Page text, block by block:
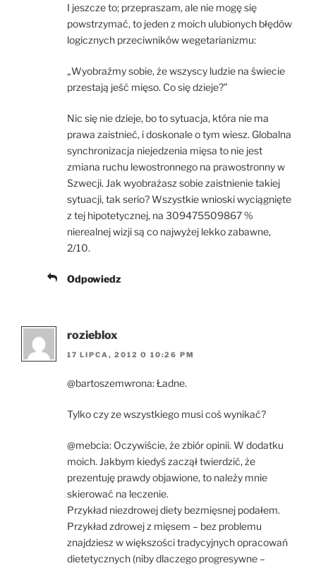
I jeszcze to; przepraszam, ale nie mogę się
powstrzymać, to jeden z moich ulubionych błędów
logicznych przeciwników wegetarianizmu:
„Wyobraźmy sobie, że wszyscy ludzie na świecie
przestają jeść mięso. Co się dzieje?”
Nic się nie dzieje, bo to sytuacja, która nie ma
prawa zaistnieć, i doskonale o tym wiesz. Globalna
synchronizacja niejedzenia mięsa to nie jest
zmiana ruchu lewostronnego na prawostronny w
Szwecji. Jak wyobrażasz sobie zaistnienie takiej
sytuacji, tak serio? Wszystkie wnioski wyciągnięte
z tej hipotetycznej, na 309475509867 %
nierealnej wizji są co najwyżej lekko zabawne,
2/10.
Odpowiedz
rozieblox
17 LIPCA, 2012 O 10:26 PM
@bartoszemwrona: Ładne.
Tylko czy ze wszystkiego musi coś wynikać?
@mebcia: Oczywiście, że zbiór opinii. W dodatku
moich. Jakbym kiedyś zaczął twierdzić, że
prezentuję prawdy objawione, to należy mnie
skierować na leczenie.
Przykład niezdrowej diety bezmięsnej podałem.
Przykład zdrowej z mięsem – bez problemu
znajdziesz w większości tradycyjnych opracowań
dietetycznych (niby dlaczego progresywne –